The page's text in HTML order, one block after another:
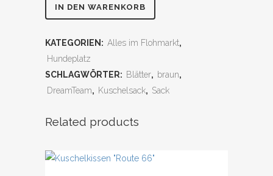
Kuschelsack
quantity
IN DEN WARENKORB
KATEGORIEN: Alles im Flohmarkt,
Hundeplatz
SCHLAGWÖRTER: Blätter, braun,
DreamTeam, Kuschelsack, Sack
Related products